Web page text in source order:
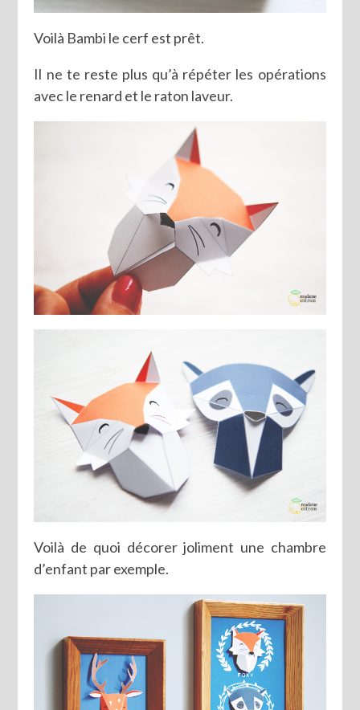
Voilà Bambi le cerf est prêt.
Il ne te reste plus qu’à répéter les opérations
avec le renard et le raton laveur.
Voilà de quoi décorer joliment une chambre
d’enfant par exemple.